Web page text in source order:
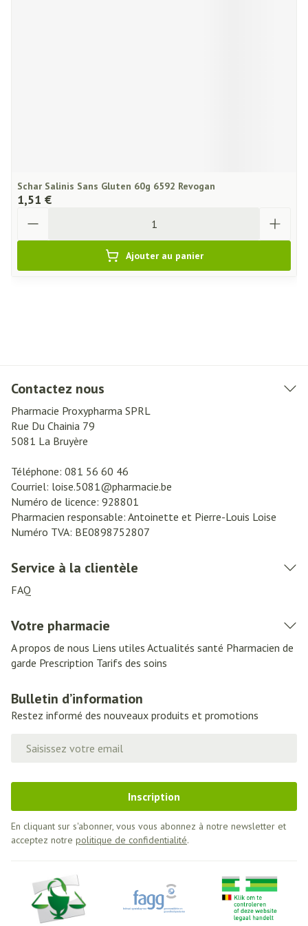
Schar Salinis Sans Gluten 60g 6592 Revogan
1,51 €
Ajouter au panier
Contactez nous
Pharmacie Proxypharma SPRL
Rue Du Chainia 79
5081 La Bruyère
Téléphone: 081 56 60 46
Courriel: loise.5081@pharmacie.be
Numéro de licence: 928801
Pharmacien responsable: Antoinette et Pierre-Louis Loise
Numéro TVA: BE0898752807
Service à la clientèle
FAQ
Votre pharmacie
A propos de nous Liens utiles Actualités santé Pharmacien de
garde Prescription Tarifs des soins
Bulletin d’information
Restez informé des nouveaux produits et promotions
Inscription
En cliquant sur s'abonner, vous vous abonnez à notre newsletter et
acceptez notre politique de confidentialité.